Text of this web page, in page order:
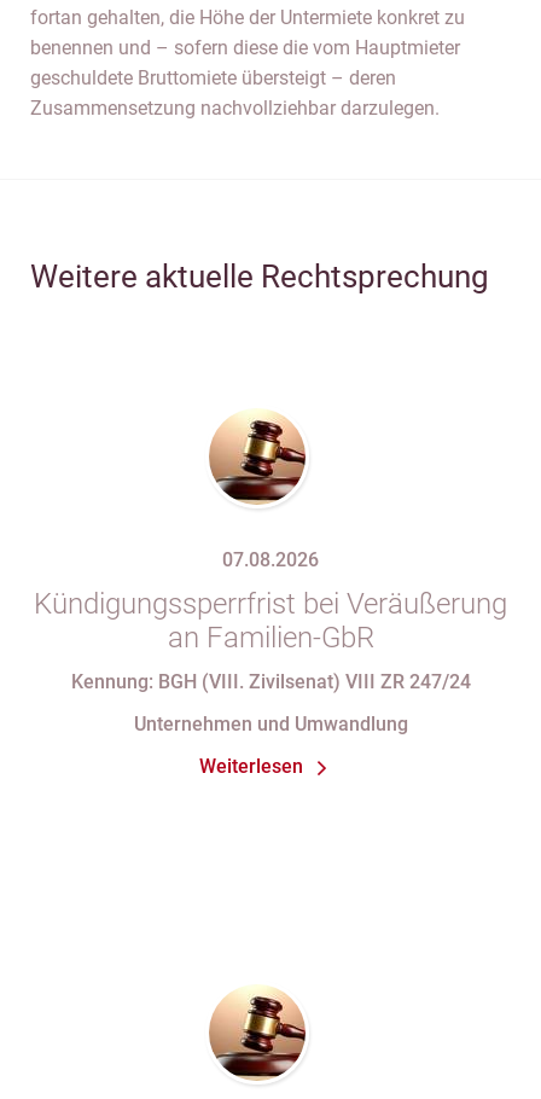
fortan gehalten, die Höhe der Untermiete konkret zu
benennen und – sofern diese die vom Hauptmieter
geschuldete Bruttomiete übersteigt – deren
Zusammensetzung nachvollziehbar darzulegen.
Weitere aktuelle Rechtsprechung
07.08.2026
Kündigungssperrfrist bei Veräußerung
an Familien-GbR
Kennung: BGH (VIII. Zivilsenat) VIII ZR 247/24
Unternehmen und Umwandlung
Weiterlesen